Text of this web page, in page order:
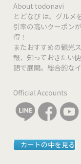
About todonavi
とどなび は、グルメ
引率の高いクーポン
得！
またおすすめの観光
報、知っておきたい
語で展開。総合的な
Official Accounts
カートの中を見る